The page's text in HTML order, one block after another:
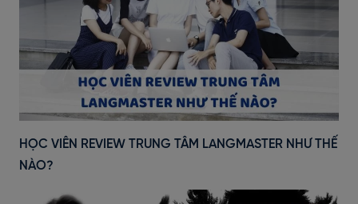
HỌC VIÊN REVIEW TRUNG TÂM LANGMASTER NHƯ THẾ
NÀO?